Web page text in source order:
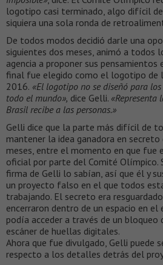
logotipo casi terminado, algo difícil
siquiera una sola ronda de
De todos modos decidió darle una
siguientes dos meses, animó a todos
agencia a proponer sus pensamientos
final fue elegido como el logotipo de
2016. «El logotipo no se diseñó para
todo el mundo», dice Gelli. «Representa
Brasil recibe a las personas.»
Gelli dice que la parte más difícil de
mantener la idea ganadora en
meses, entre el momento en que fue
oficial por parte del Comité Olímpico.
firma de Gelli lo sabían, así que él y
un proyecto falso en el que todos
trabajando. El secreto era
encerraron dentro de un espacio en
podía acceder a través de un bloqueo
escáner de huellas digitales.
Ahora que fue divulgado, Gelli puede
respecto a los detalles detrás del